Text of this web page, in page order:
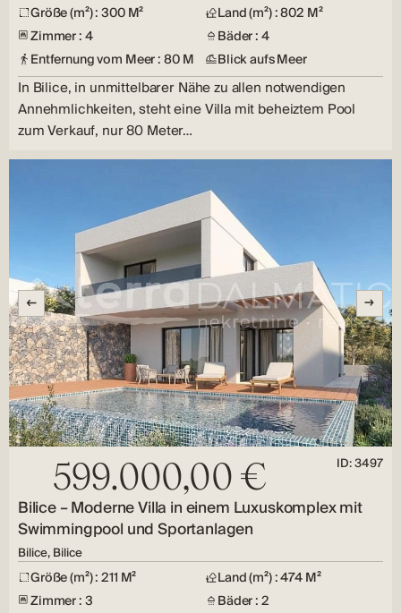
Größe (m²) : 300 M²
Land (m²) : 802 M²
Zimmer : 4
Bäder : 4
Entfernung vom Meer : 80 M
Blick aufs Meer
In Bilice, in unmittelbarer Nähe zu allen notwendigen
Annehmlichkeiten, steht eine Villa mit beheiztem Pool
zum Verkauf, nur 80 Meter…
599.000,00 € ID: 3497
Bilice – Moderne Villa in einem Luxuskomplex mit
Swimmingpool und Sportanlagen
Bilice, Bilice
Größe (m²) : 211 M²
Land (m²) : 474 M²
Zimmer : 3
Bäder : 2